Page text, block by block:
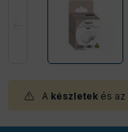
A készletek és az